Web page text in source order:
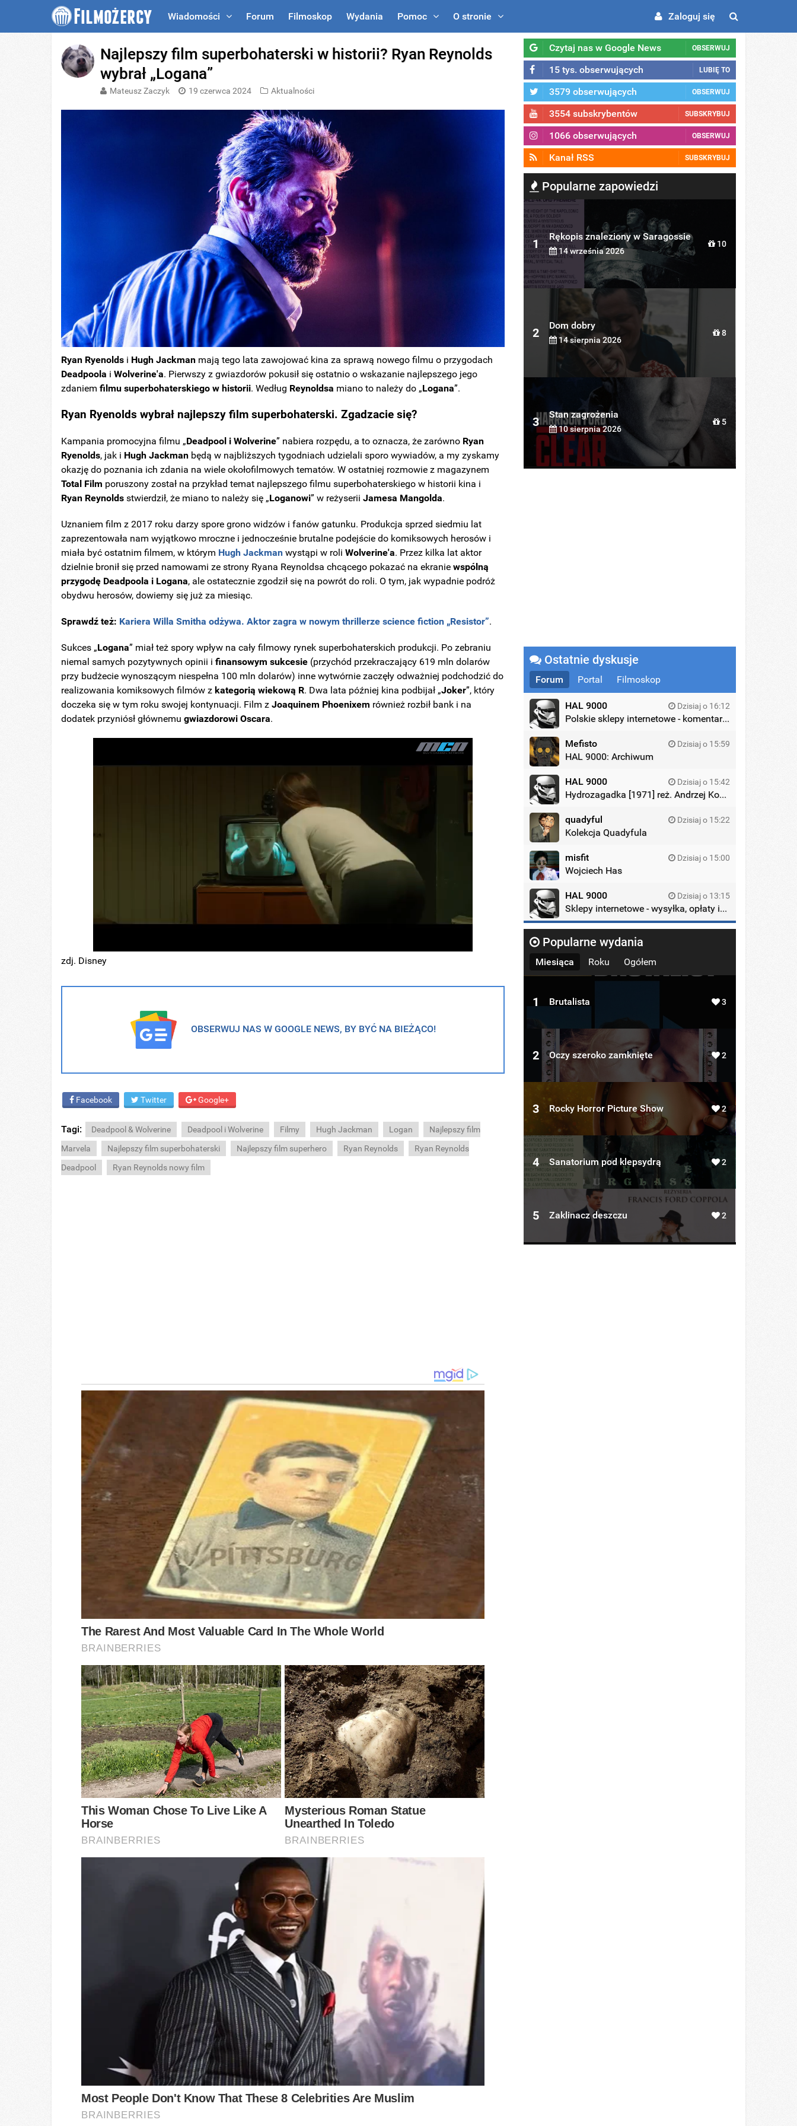
Wiadomości Forum Filmoskop Wydania Pomoc O stronie Zaloguj się
Najlepszy film superbohaterski w historii? Ryan Reynolds
wybrał „Logana”
Mateusz Zaczyk 19 czerwca 2024 Aktualności
Ryan Ryenolds i Hugh Jackman mają tego lata zawojować kina za sprawą nowego filmu o przygodach
Deadpoola iWolverine'a. Pierwszy z gwiazdorów pokusił się ostatnio o wskazanie najlepszego jego
zdaniemfilmu superbohaterskiego w historii. Według Reynoldsa miano to należy do „Logana”.
Ryan Ryenolds wybrał najlepszy film superbohaterski. Zgadzacie się?
Kampania promocyjna filmu „Deadpool i Wolverine” nabiera rozpędu, a to oznacza, że zarówno Ryan
Ryenolds, jak i Hugh Jackman będą w najbliższych tygodniach udzielali sporo wywiadów, a my zyskamy
okazję do poznania ich zdania na wiele okołofilmowych tematów. W ostatniej rozmowie z magazynem
Total Film poruszony został na przykład temat najlepszego filmu superbohaterskiego w historii kina i
Ryan Reynolds stwierdził, że miano to należy się „Loganowi” w reżyseriiJamesa Mangolda.
Uznaniem film z 2017 roku darzy spore grono widzów i fanów gatunku. Produkcja sprzed siedmiu lat
zaprezentowała nam wyjątkowo mroczne i jednocześnie brutalne podejście do komiksowych herosów i
miała być ostatnim filmem, w którym Hugh Jackman wystąpi w roliWolverine'a. Przez kilka lat aktor
dzielnie bronił się przed namowami ze strony Ryana Reynoldsa chcącego pokazać na ekraniewspólną
przygodę Deadpoola i Logana, ale ostatecznie zgodził się na powrót do roli. O tym, jak wypadnie podróż
obydwu herosów, dowiemy się już za miesiąc.
Sprawdź też: Kariera Willa Smitha odżywa. Aktor zagra w nowym thrillerze science fiction „Resistor”.
Sukces „Logana” miał też spory wpływ na cały filmowy rynek superbohaterskich produkcji. Po zebraniu
niemal samych pozytywnych opinii ifinansowym sukcesie (przychód przekraczający 619 mln dolarów
przy budżecie wynoszącym niespełna 100 mln dolarów) inne wytwórnie zaczęły odważniej podchodzić do
realizowania komiksowych filmów z kategorią wiekową R. Dwa lata później kina podbijał „Joker”, który
doczeka się w tym roku swojej kontynuacji. Film zJoaquinem Phoenixem również rozbił bank i na
dodatek przyniósł głównemugwiazdorowi Oscara.
zdj. Disney
OBSERWUJ NAS W GOOGLE NEWS, BY BYĆ NA BIEŻĄCO!
Facebook Twitter Google+
Tagi: Deadpool & Wolverine Deadpool i Wolverine Filmy Hugh Jackman Logan
Najlepszy film
Marvela
Najlepszy film superbohaterski Najlepszy film superhero Ryan Reynolds
Ryan Reynolds
Deadpool
Ryan Reynolds nowy film
Czytaj nas w Google News OBSERWUJ
15 tys. obserwujących LUBIĘ TO
3579 obserwujących OBSERWUJ
3554 subskrybentów SUBSKRYBUJ
1066 obserwujących OBSERWUJ
Kanał RSS SUBSKRYBUJ
Popularne zapowiedzi
1
Rękopis znaleziony w Saragossie
14 września 2026
10
2
Dom dobry
14 sierpnia 2026
8
3
Stan zagrożenia
10 sierpnia 2026
5
Ostatnie dyskusje
Forum Portal Filmoskop
HAL 9000 Dzisiaj o 16:12
Polskie sklepy internetowe - komentarze
Mefisto Dzisiaj o 15:59
HAL 9000: Archiwum
HAL 9000 Dzisiaj o 15:42
Hydrozagadka [1971] reż. Andrzej Kondratiuk
quadyful Dzisiaj o 15:22
Kolekcja Quadyfula
misfit Dzisiaj o 15:00
Wojciech Has
HAL 9000 Dzisiaj o 13:15
Sklepy internetowe - wysyłka, opłaty itd.
Popularne wydania
Miesiąca Roku Ogółem
1 Brutalista 3
2 Oczy szeroko zamknięte 2
3 Rocky Horror Picture Show 2
4 Sanatorium pod klepsydrą 2
5 Zaklinacz deszczu 2